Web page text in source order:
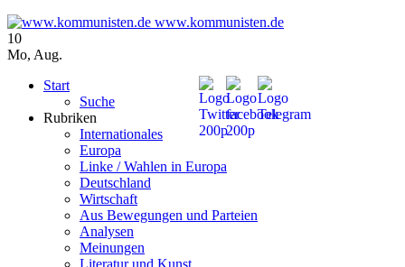
www.kommunisten.de
10
Mo, Aug.
Start
Suche
Rubriken
Internationales
Europa
Linke / Wahlen in Europa
Deutschland
Wirtschaft
Aus Bewegungen und Parteien
Analysen
Meinungen
Literatur und Kunst